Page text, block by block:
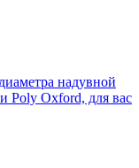
надувной
Poly Oxford, для вас